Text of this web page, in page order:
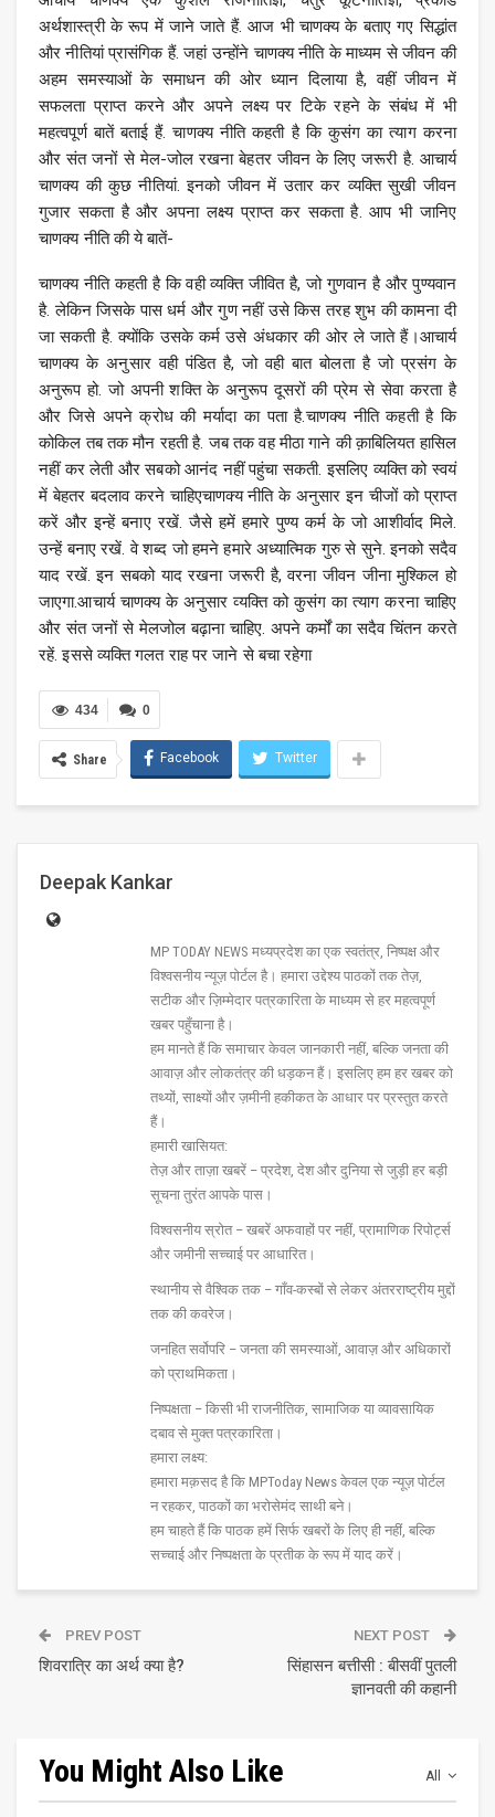
अर्थशास्त्री के रूप में जाने जाते हैं. आज भी चाणक्य के बताए गए सिद्धांत
और नीतियां प्रासंगिक हैं. जहां उन्‍होंने चाणक्य नीति के माध्‍यम से जीवन की
अहम समस्‍याओं के समाधन की ओर ध्‍यान दिलाया है, वहीं जीवन में
सफलता प्राप्‍त करने और अपने लक्ष्‍य पर टिके रहने के संबंध में भी
महत्‍वपूर्ण बातें बताई हैं. चाणक्‍य नीति कहती है कि कुसंग का त्याग करना
और संत जनों से मेल-जोल रखना बेहतर जीवन के लिए जरूरी है. आचार्य
चाणक्य की कुछ नीतियां. इनको जीवन में उतार कर व्‍यक्ति सुखी जीवन
गुजार सकता है और अपना लक्ष्‍य प्राप्‍त कर सकता है. आप भी जानिए
चाणक्‍य नीति की ये बातें-
चाणक्‍य नी‍ति कहती है कि वही व्यक्ति जीवित है, जो गुणवान है और पुण्यवान
है. लेकिन जिसके पास धर्म और गुण नहीं उसे किस तरह शुभ की कामना दी
जा सकती है. क्‍योंकि उसके कर्म उसे अंधकार की ओर ले जाते हैं।आचार्य
चाणक्‍य के अनुसार वही पंडित है, जो वही बात बोलता है जो प्रसंग के
अनुरूप हो. जो अपनी शक्ति के अनुरूप दूसरों की प्रेम से सेवा करता है
और जिसे अपने क्रोध की मर्यादा का पता है.चाणक्‍य नी‍ति कहती है कि
कोकिल तब तक मौन रहती है. जब तक वह मीठा गाने की क़ाबिलियत हासिल
नहीं कर लेती और सबको आनंद नहीं पहुंचा सकती. इसलिए व्‍यक्ति को स्‍वयं
में बेहतर बदलाव करने चाहिएचाणक्‍य नीति के अनुसार इन चीजों को प्राप्त
करें और इन्‍हें बनाए रखें. जैसे हमें हमारे पुण्य कर्म के जो आशीर्वाद मिले.
उन्‍हें बनाए रखें. वे शब्द जो हमने हमारे अध्यात्मिक गुरु से सुने. इनको सदैव
याद रखें. इन सबको याद रखना जरूरी है, वरना जीवन जीना मुश्किल हो
जाएगा.आचार्य चाणक्‍य के अनुसार व्‍यक्ति को कुसंग का त्याग करना चाहिए
और संत जनों से मेलजोल बढ़ाना चाहिए. अपने कर्मों का सदैव चिंतन करते
रहें. इससे व्‍यक्ति गलत राह पर जाने से बचा रहेगा
0
434
Share Facebook Twitter
Deepak Kankar
MP TODAY NEWS मध्यप्रदेश का एक स्वतंत्र, निष्पक्ष और
विश्वसनीय न्यूज़ पोर्टल है। हमारा उद्देश्य पाठकों तक तेज़,
सटीक और ज़िम्मेदार पत्रकारिता के माध्यम से हर महत्वपूर्ण
खबर पहुँचाना है।
हम मानते हैं कि समाचार केवल जानकारी नहीं, बल्कि जनता की
आवाज़ और लोकतंत्र की धड़कन हैं। इसलिए हम हर खबर को
तथ्यों, साक्ष्यों और ज़मीनी हकीकत के आधार पर प्रस्तुत करते
हैं।
हमारी खासियत:
तेज़ और ताज़ा खबरें – प्रदेश, देश और दुनिया से जुड़ी हर बड़ी
सूचना तुरंत आपके पास।
विश्वसनीय स्रोत – खबरें अफवाहों पर नहीं, प्रामाणिक रिपोर्ट्स
और जमीनी सच्चाई पर आधारित।
स्थानीय से वैश्विक तक – गाँव-कस्बों से लेकर अंतरराष्ट्रीय मुद्दों
तक की कवरेज।
जनहित सर्वोपरि – जनता की समस्याओं, आवाज़ और अधिकारों
को प्राथमिकता।
निष्पक्षता – किसी भी राजनीतिक, सामाजिक या व्यावसायिक
दबाव से मुक्त पत्रकारिता।
हमारा लक्ष्य:
हमारा मक़सद है कि MPToday News केवल एक न्यूज़ पोर्टल
न रहकर, पाठकों का भरोसेमंद साथी बने।
हम चाहते हैं कि पाठक हमें सिर्फ खबरों के लिए ही नहीं, बल्कि
सच्चाई और निष्पक्षता के प्रतीक के रूप में याद करें।
PREV POST
शिवरात्रि का अर्थ क्या है?
NEXT POST
सिंहासन बत्तीसी : बीसवीं पुतली
ज्ञानवती की कहानी
All
You Might Also Like